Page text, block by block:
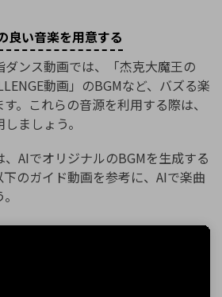
良い音楽を用意する
ンス動画では、「杰克大魔王の
動画」のBGMなど、バズる楽
。これらの音源を利用する際は、
ましょう。
AIでオリジナルのBGMを生成する
のガイド動画を参考に、AIで楽曲